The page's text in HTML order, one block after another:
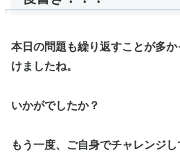
本日の問題も繰り返すことが多か
けましたね。
いかがでしたか？
もう一度、ご自身でチャレンジし